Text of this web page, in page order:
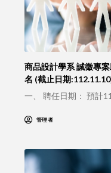
商品設計學系 誠徵專
名 (截止日期
一、 聘任日期： 預計
管理者